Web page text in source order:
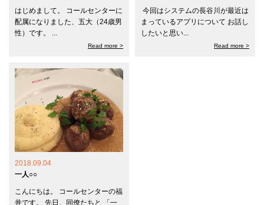
はじめまして。 コールセンターに
配属になりました、五大（24歳男
性）です。 ...
Read more >
今回はシステムの長谷川が最近は
まっているアプリについて お話し
したいと思い...
Read more >
2018.09.04
一人○○
こんにちは。 コールセンターの福
井です。 先日、同僚たちと 「一